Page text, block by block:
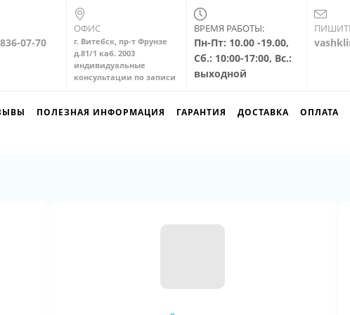
07-70
ОФИС
г. Витебск, пр-т Фрунзе
д.81/1 каб. 2003
индивидуальные
консультации по записи
ВРЕМЯ РАБОТЫ:
Пн-Пт: 10.00 -19.00,
Сб.: 10:00-17:00, Вс.:
выходной
ПОЛЕЗНАЯ ИНФОРМАЦИЯ ГАРАНТИЯ ДОСТАВКА ОПЛАТА